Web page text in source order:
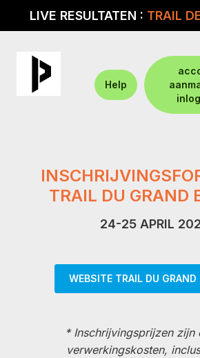
LIVE RESULTATEN : TRAIL
Help
TRAIL DU GRAND
24-25 APRIL
WEBSITE TRAIL DU GRAND
* Inschrijvingsprijzen zijn
verwerkingskosten,